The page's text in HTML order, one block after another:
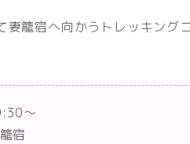
妻籠宿へ向かうトレッキング
〜
宿